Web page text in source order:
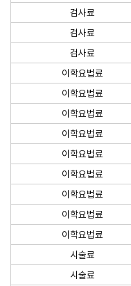
검사료
검사료
검사료
이학요법료
이학요법료
이학요법료
이학요법료
이학요법료
이학요법료
이학요법료
이학요법료
이학요법료
시술료
시술료